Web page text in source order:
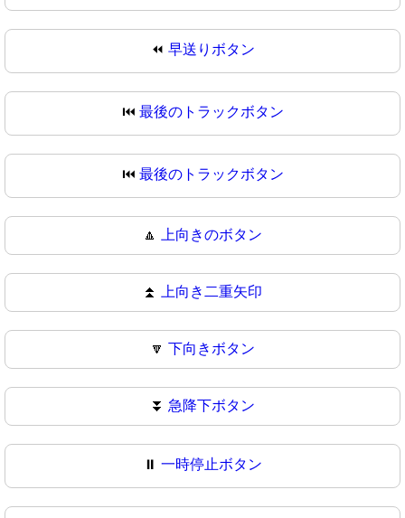
⏪ 早送りボタン
⏮️ 最後のトラックボタン
⏮ 最後のトラックボタン
🔼 上向きのボタン
⏫ 上向き二重矢印
🔽 下向きボタン
⏬ 急降下ボタン
⏸️ 一時停止ボタン